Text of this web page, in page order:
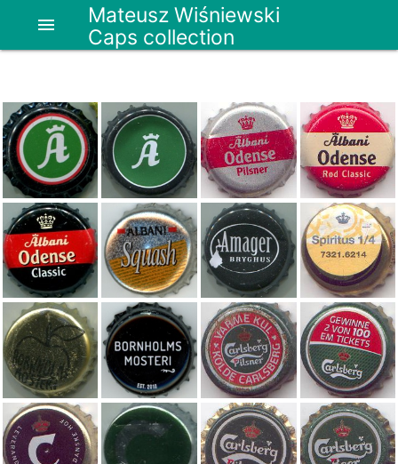
Mateusz Wiśniewski
Caps collection
menu